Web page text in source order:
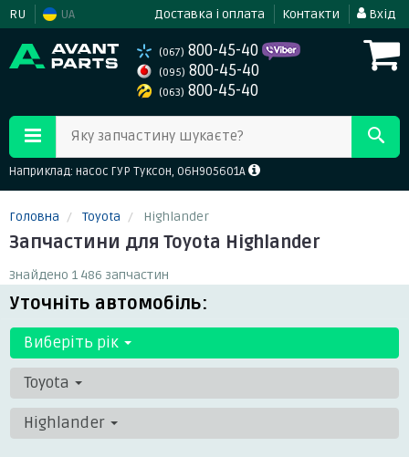
RU UA Доставка і оплата Контакти Вхід
(067) 800-45-40
(095) 800-45-40
(063) 800-45-40
Яку запчастину шукаєте?
Наприклад: насос ГУР Туксон, 06H905601A
Головна Toyota Highlander
Запчастини для Toyota Highlander
Знайдено 1 486 запчастин
Уточніть автомобіль:
Виберіть рік
Toyota
Highlander